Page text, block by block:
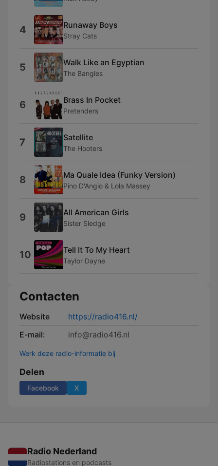
4 Runaway Boys
Stray Cats
5 Walk Like an Egyptian
The Bangles
6 Brass In Pocket
Pretenders
7 Satellite
The Hooters
8 Ma Quale Idea (Funky Version)
Pino D'Angio & Lola Massey
9 All American Girls
Sister Sledge
10 Tell It To My Heart
Taylor Dayne
Contacten
Website
https://radio416.nl/
E-mail:
info@radio416.nl
Werk deze radio-informatie bij
Delen
Facebook X
Radio Nederland
Radiostations en podcasts